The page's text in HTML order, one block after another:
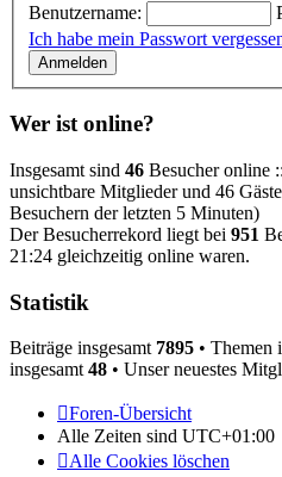
Benutzername:
Ich habe mein Passwort
Wer ist online?
Insgesamt sind 46 Besucher online
unsichtbare Mitglieder und 46
Besuchern der letzten 5 Minuten)
Der Besucherrekord liegt bei 951
21:24 gleichzeitig online waren.
Statistik
Beiträge insgesamt 7895 • Themen
insgesamt 48 • Unser neuestes
Foren-Übersicht
Alle Zeiten sind UTC+01:00
Alle Cookies löschen